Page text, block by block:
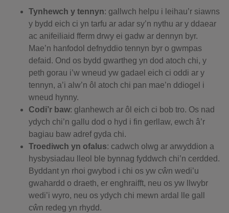
Tynhewch y tennyn: gallwch helpu i leihau’r siawns
y bydd eich ci yn tarfu ar adar sy’n nythu ar y ddaear
ac anifeiliaid fferm drwy ei gadw ar dennyn byr.
Mae’n hanfodol defnyddio tennyn byr o gwmpas
defaid. Ond os bydd gwartheg yn dod atoch chi, y
peth gorau i’w wneud yw gadael eich ci oddi ar y
tennyn, a’i alw’n ôl atoch chi pan mae’n ddiogel i
wneud hynny.
Codi’r baw: glanhewch ar ôl eich ci bob tro. Os nad
ydych chi’n gallu dod o hyd i fin gerllaw, ewch â’r
bagiau baw adref gyda chi.
Troediwch yn ofalus: cadwch olwg ar arwyddion a
hysbysiadau lleol ble bynnag fyddwch chi’n cerdded.
Byddant yn rhoi gwybod i chi os yw cŵn wedi’u
gwahardd o draeth, er enghraifft, neu os yw llwybr
wedi’i wyro, neu os ydych chi mewn ardal lle gall
cŵn redeg yn rhydd.